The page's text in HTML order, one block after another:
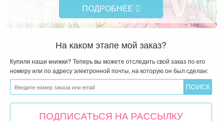
ПОДРОБНЕЕ
На каком этапе мой заказ?
Купили наши книжки? Теперь вы можете отследить свой заказ по его
номеру или по адресу электронной почты, на которую он был сделан:
ПОДПИСАТЬСЯ НА РАССЫЛКУ